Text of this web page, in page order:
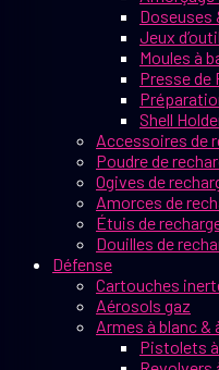
Doseuses
Jeux
Moules à
Presse de
Shell
Accessoires de
Poudre de
Ogives de
Amorces de
Étuis de
Douilles de
Défense
Cartouches
Aérosols gaz
Armes à blanc &
Pistolets